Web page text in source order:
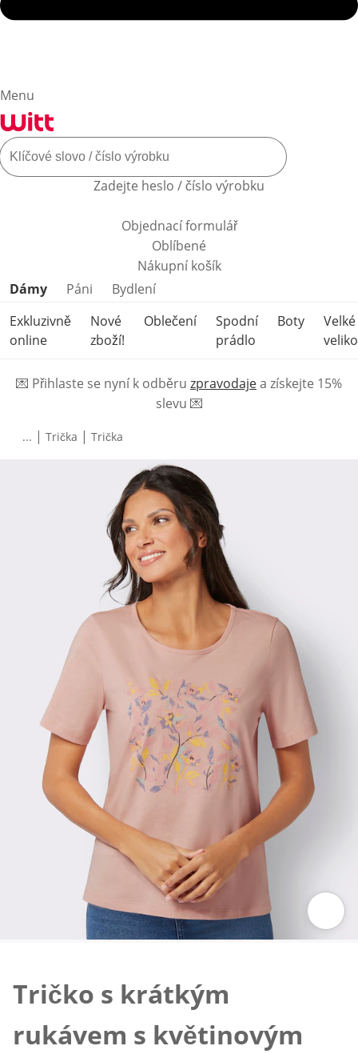
Menu
Zadejte heslo / číslo výrobku
Objednací formulář
Oblíbené
Nákupní košík
Přeskočit kategorie produktů
Dámy Páni
Bydlení
Exkluzivně
online
Nové
zboží!
Oblečení
Spodní
prádlo
Boty
Velké
💌 Přihlaste se nyní k odběru zpravodajea získejte 15%
slevu 💌
... | Trička | Trička
Tričko s krátkým
rukávem s květinovým